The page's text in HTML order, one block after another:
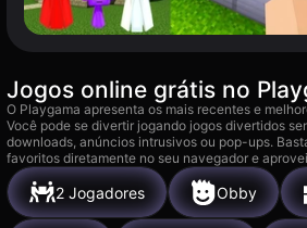
Jogos online grátis no
O Playgama apresenta os mais recentes e
Você pode se divertir jogando jogos divertidos
downloads, anúncios intrusivos ou pop-ups.
favoritos diretamente no seu navegador e
2 Jogadores Obby